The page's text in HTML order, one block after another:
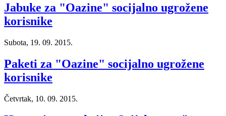
Jabuke za "Oazine" socijalno ugrožene
korisnike
Subota, 19. 09. 2015.
Paketi za "Oazine" socijalno ugrožene
korisnike
Četvrtak, 10. 09. 2015.